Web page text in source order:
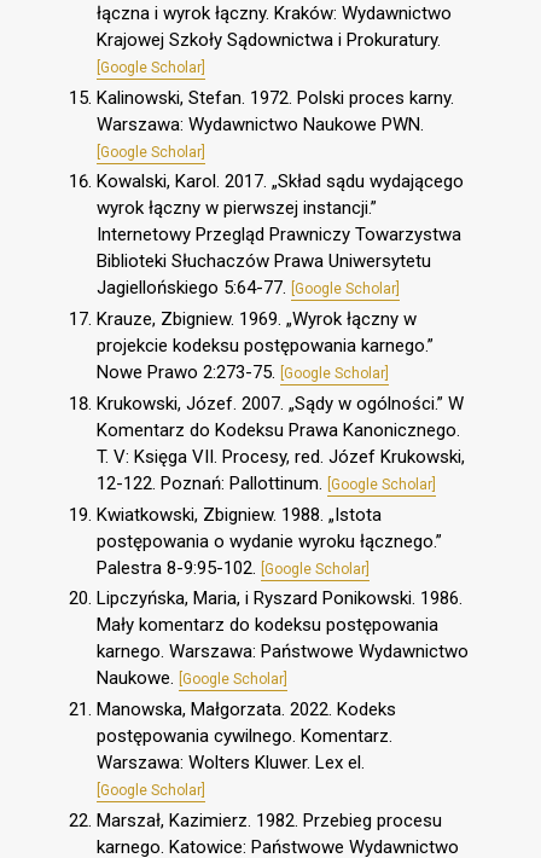
łączna i wyrok łączny. Kraków: Wydawnictwo
Krajowej Szkoły Sądownictwa i Prokuratury.
[Google Scholar]
Kalinowski, Stefan. 1972. Polski proces karny.
Warszawa: Wydawnictwo Naukowe PWN.
[Google Scholar]
Kowalski, Karol. 2017. „Skład sądu wydającego
wyrok łączny w pierwszej instancji.”
Internetowy Przegląd Prawniczy Towarzystwa
Biblioteki Słuchaczów Prawa Uniwersytetu
Jagiellońskiego 5:64-77. [Google Scholar]
Krauze, Zbigniew. 1969. „Wyrok łączny w
projekcie kodeksu postępowania karnego.”
Nowe Prawo 2:273-75. [Google Scholar]
Krukowski, Józef. 2007. „Sądy w ogólności.” W
Komentarz do Kodeksu Prawa Kanonicznego.
T. V: Księga VII. Procesy, red. Józef Krukowski,
12-122. Poznań: Pallottinum. [Google Scholar]
Kwiatkowski, Zbigniew. 1988. „Istota
postępowania o wydanie wyroku łącznego.”
Palestra 8-9:95-102.
[Google Scholar]
Lipczyńska, Maria, i Ryszard Ponikowski. 1986.
Mały komentarz do kodeksu postępowania
karnego. Warszawa: Państwowe Wydawnictwo
Naukowe. [Google Scholar]
Manowska, Małgorzata. 2022. Kodeks
postępowania cywilnego. Komentarz.
Warszawa: Wolters Kluwer. Lex el.
[Google Scholar]
Marszał, Kazimierz. 1982. Przebieg procesu
karnego. Katowice: Państwowe Wydawnictwo